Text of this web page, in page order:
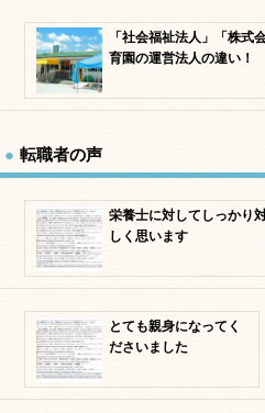
「社会福祉法人」「株式
育園の運営法人の違い！
転職者の声
栄養士に対してしっかり
しく思います
とても親身になってく
ださいました